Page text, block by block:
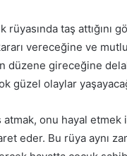
rüyasında taş attığını
vereceğine ve
düzene gireceğine
güzel olaylar
onu hayal etmek
eder. Bu rüya aynı